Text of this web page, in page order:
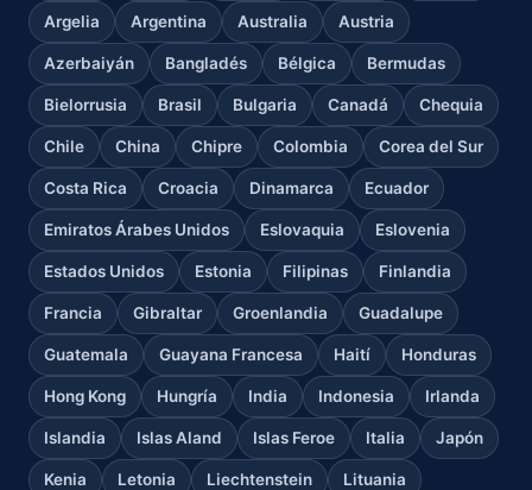
Argelia Argentina Australia Austria
Azerbaiyán Bangladés Bélgica Bermudas
Bielorrusia Brasil Bulgaria Canadá Chequia
Chile China Chipre Colombia Corea del Sur
Costa Rica Croacia Dinamarca Ecuador
Emiratos Árabes Unidos Eslovaquia Eslovenia
Estados Unidos Estonia Filipinas Finlandia
Francia Gibraltar Groenlandia Guadalupe
Guatemala Guayana Francesa Haití Honduras
Hong Kong Hungría India Indonesia Irlanda
Islandia Islas Aland Islas Feroe Italia Japón
Kenia Letonia Liechtenstein Lituania